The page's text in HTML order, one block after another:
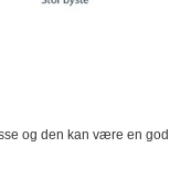
og den kan være en god